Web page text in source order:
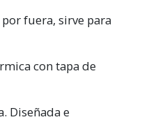
fuera, sirve para
con tapa de
Diseñada e